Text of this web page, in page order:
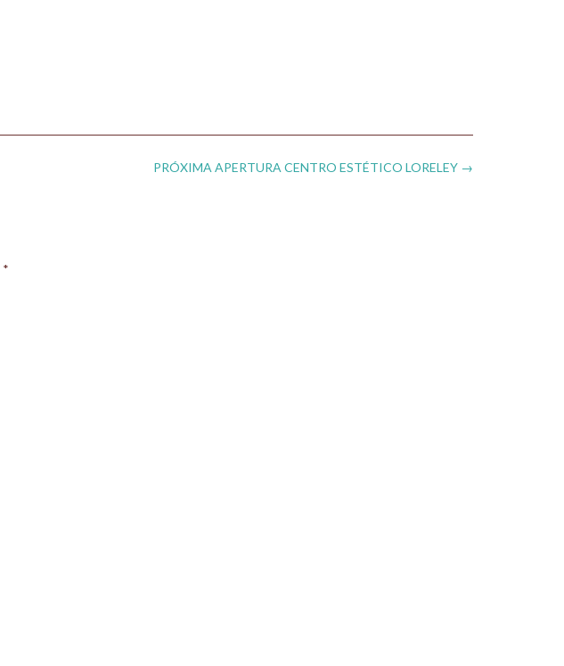
PRÓXIMA APERTURA CENTRO ESTÉTICO LORELEY →
*